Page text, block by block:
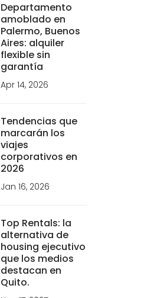
Departamento
amoblado en
Palermo, Buenos
Aires: alquiler
flexible sin
garantía
Apr 14, 2026
Tendencias que
marcarán los
viajes
corporativos en
2026
Jan 16, 2026
Top Rentals: la
alternativa de
housing ejecutivo
que los medios
destacan en
Quito.